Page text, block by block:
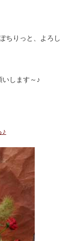
ちりっと、よろし
します～♪
♪